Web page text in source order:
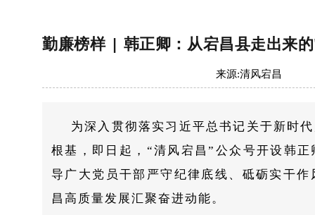
勤廉榜样 | 韩正卿：从宕昌县走出来
来源:清风宕昌
为深入贯彻落实习近平总书记关于新时
根基，即日起，“清风宕昌”公众号开设韩
导广大党员干部严守纪律底线、砥砺实干
昌高质量发展汇聚奋进动能。